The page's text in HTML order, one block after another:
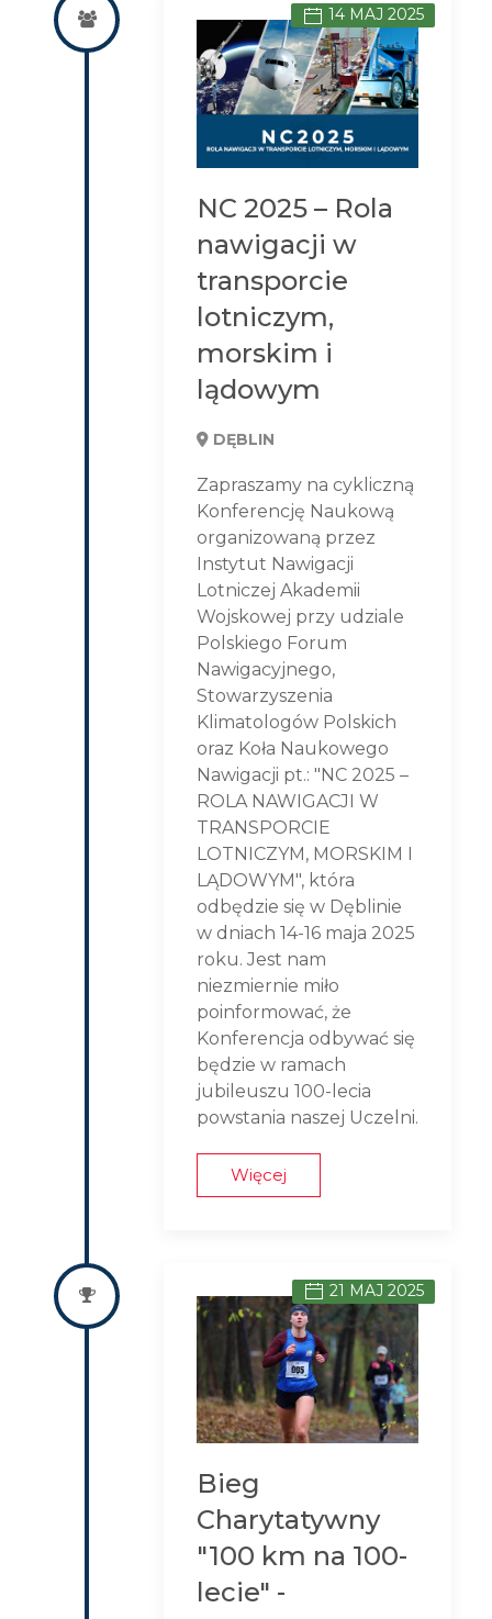
NC 2025 – Rola
nawigacji w
transporcie
lotniczym,
morskim i
lądowym
DĘBLIN
Zapraszamy na cykliczną
Konferencję Naukową
organizowaną przez
Instytut Nawigacji
Lotniczej Akademii
Wojskowej przy udziale
Polskiego Forum
Nawigacyjnego,
Stowarzyszenia
Klimatologów Polskich
oraz Koła Naukowego
Nawigacji pt.: "NC 2025 –
ROLA NAWIGACJI W
TRANSPORCIE
LOTNICZYM, MORSKIM I
LĄDOWYM", która
odbędzie się w Dęblinie
w dniach 14-16 maja 2025
roku. Jest nam
niezmiernie miło
poinformować, że
Konferencja odbywać się
będzie w ramach
jubileuszu 100-lecia
powstania naszej Uczelni.
Więcej
14 MAJ 2025
Bieg
Charytatywny
"100 km na 100-
lecie" -
21 MAJ 2025